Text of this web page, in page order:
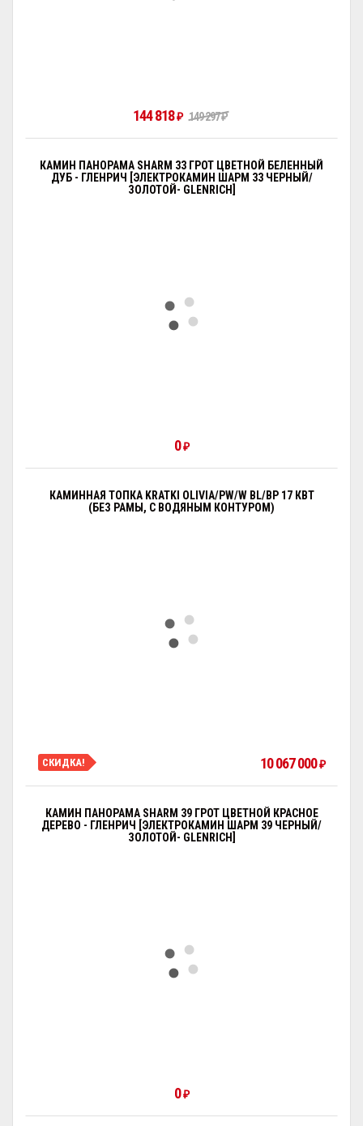
144 818₽ 149 297₽
КАМИН ПАНОРАМА SHARM 33 ГРОТ ЦВЕТНОЙ БЕЛЕННЫЙ
ДУБ - ГЛЕНРИЧ [ЭЛЕКТРОКАМИН ШАРМ 33 ЧЕРНЫЙ/
ЗОЛОТОЙ- GLENRICH]
0₽
КАМИННАЯ ТОПКА KRATKI OLIVIA/PW/W BL/BP 17 КВТ
(БЕЗ РАМЫ, С ВОДЯНЫМ КОНТУРОМ)
СКИДКА! 10 067 000₽
КАМИН ПАНОРАМА SHARM 39 ГРОТ ЦВЕТНОЙ КРАСНОЕ
ДЕРЕВО - ГЛЕНРИЧ [ЭЛЕКТРОКАМИН ШАРМ 39 ЧЕРНЫЙ/
ЗОЛОТОЙ- GLENRICH]
0₽